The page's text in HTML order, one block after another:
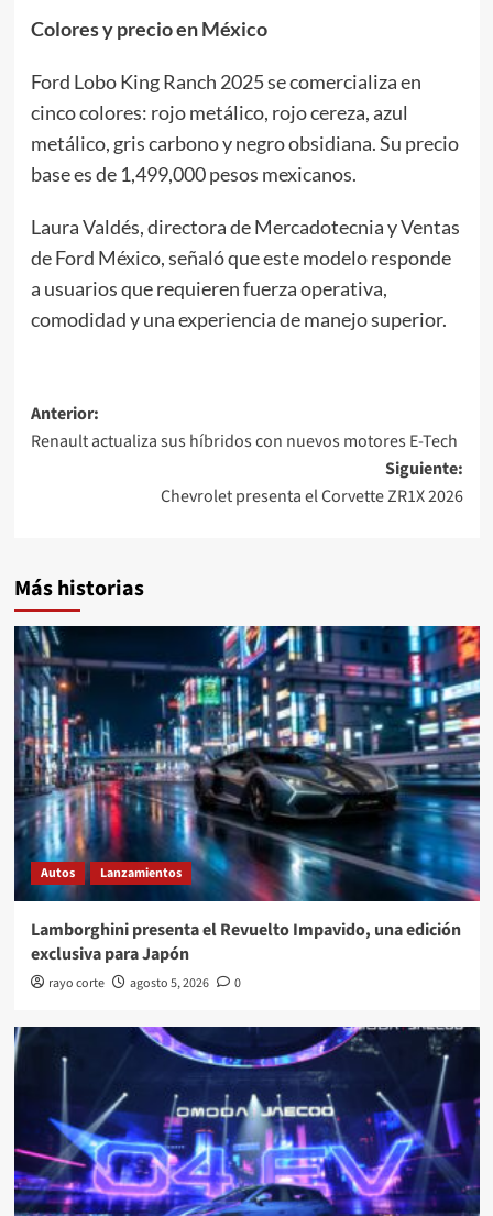
Colores y precio en México
Ford Lobo King Ranch 2025 se comercializa en
cinco colores: rojo metálico, rojo cereza, azul
metálico, gris carbono y negro obsidiana. Su precio
base es de 1,499,000 pesos mexicanos.
Laura Valdés, directora de Mercadotecnia y Ventas
de Ford México, señaló que este modelo responde
a usuarios que requieren fuerza operativa,
comodidad y una experiencia de manejo superior.
Navegación
de
Anterior:
Renault actualiza sus híbridos con nuevos motores E-Tech
Siguiente:
Chevrolet presenta el Corvette ZR1X 2026
Más historias
Autos Lanzamientos
Lamborghini presenta el Revuelto Impavido, una edición
exclusiva para Japón
rayo corte agosto 5, 2026 0